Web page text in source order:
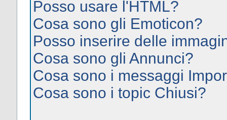
Posso usare l'HTML?
Cosa sono gli Emoticon?
Posso inserire delle
Cosa sono gli Annunci?
Cosa sono i messaggi
Cosa sono i topic Chiusi?